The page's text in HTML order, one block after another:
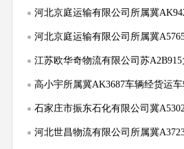
江苏欧华奇物流有限公司苏
高小宇所属冀AK3687车辆经货运
石家庄市振东石化有限公司冀